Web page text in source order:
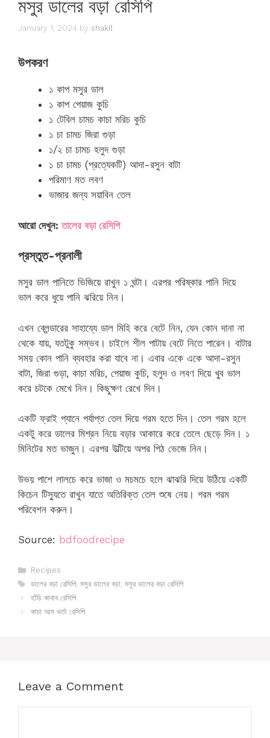
মসুর ডালের বড়া রেসিপি
January 1, 2024 by shakil
উপকরণ
১ কাপ ‏মসুর ডাল
১ কাপ ‏পেয়াজ কুচি
১ টেবিল চামচ ‏কাচা মরিচ কুচি
১ চা চামচ ‏জিরা গুড়া
১/২ চা চামচ ‏হলুদ গুড়া
১ চা চামচ (প্রত্যেকটি) ‏আদা-রসুন বাটা
পরিমাণ মত ‏লবণ
ভাজার জন্য ‏সয়াবিন তেল
আরো দেখুন:তালের বড়া রেসিপি
প্রস্তুত-প্রনালী
মসুর ডাল পানিতে ভিজিয়ে রাখুন ১ ঘন্টা। এরপর পরিষ্কার পানি দিয়ে
ভাল করে ধুয়ে পানি ঝরিয়ে নিন।
এখন ব্লেন্ডারের সাহায্যে ডাল মিহি করে বেটে নিন, যেন কোন দানা না
থেকে যায়, যতটুকু সম্ভব। চাইলে শীল পাটায় বেটে নিতে পারেন। বাটার
সময় কোন পানি ব্যবহার করা যাবে না। এবার একে একে আদা-রসুন
বাটা, জিরা গুড়া, কাচা মরিচ, পেয়াজ কুচি, হলুদ ও লবণ দিয়ে খুব ভাল
করে চটকে মেখে নিন। কিছুক্ষণ রেখে দিন।
একটি ফ্রাই প্যানে পর্যাপ্ত তেল দিয়ে গরম হতে দিন। তেল গরম হলে
একটু করে ডালের মিশ্রন নিয়ে বড়ার আকারে করে তেলে ছেড়ে দিন। ১
মিনিটের মত ভাজুন। এরপর উল্টিয়ে অপর পিঠ ভেজে নিন।
উভয় পাশে লালচে করে ভাজা ও মচমচে হলে ঝাঝরি দিয়ে উঠিয়ে একটি
কিচেন টিস্যুতে রাখুন যাতে অতিরিক্ত তেল শুষে নেয়। গরম গরম
পরিবেশন করুন।
Source: bdfoodrecipe
Categories
Recipes
Tags
ডালের বড়া রেসিপি, মসুর ডালের বড়া, মসুর ডালের বড়া রেসিপি
হাঁড়ি কাবাব রেসিপি
কাচা আম ভর্তা রেসিপি
Leave a Comment